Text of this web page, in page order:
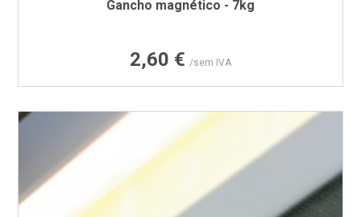
Gancho magnético - 7kg
Preço
2,60 € /sem IVA